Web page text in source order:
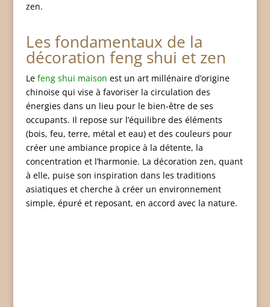
zen.
Les fondamentaux de la
décoration feng shui et zen
Le feng shui maison est un art millénaire d’origine
chinoise qui vise à favoriser la circulation des
énergies dans un lieu pour le bien-être de ses
occupants. Il repose sur l’équilibre des éléments
(bois, feu, terre, métal et eau) et des couleurs pour
créer une ambiance propice à la détente, la
concentration et l’harmonie. La décoration zen, quant
à elle, puise son inspiration dans les traditions
asiatiques et cherche à créer un environnement
simple, épuré et reposant, en accord avec la nature.